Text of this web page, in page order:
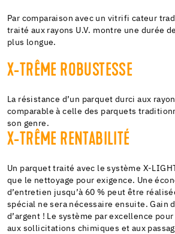
Par comparaison avec un vitrifi cateur
traité aux rayons U.V. montre une durée
plus longue.
X-TRÊME ROBUSTESSE
La résistance d’un parquet durci aux
comparable à celle des parquets
son genre.
X-TRÊME RENTABILITÉ
Un parquet traité avec le système X-
que le nettoyage pour exigence. Une
d’entretien jusqu’à 60 % peut être
spécial ne sera nécessaire ensuite. Gain
d’argent ! Le système par excellence
aux sollicitations chimiques et aux